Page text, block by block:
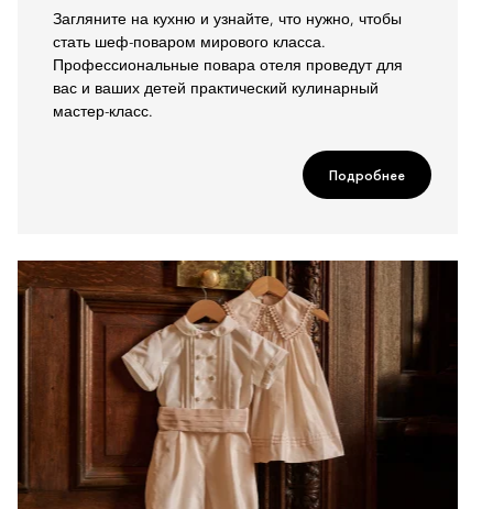
Загляните на кухню и узнайте, что нужно, чтобы
стать шеф-поваром мирового класса.
Профессиональные повара отеля проведут для
вас и ваших детей практический кулинарный
мастер-класс.
Подробнее